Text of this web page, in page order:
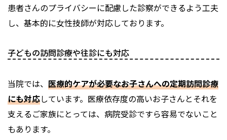
患者さんのプライバシーに配慮した診察ができるよう工夫
し、基本的に女性技師が対応しております。
子どもの訪問診療や往診にも対応
当院では、 医療的ケアが必要なお子さんへの定期訪問診療
にも対応しています。医療依存度の高いお子さんとそれを
支えるご家族にとっては、病院受診ですら容易でないこと
もあります。